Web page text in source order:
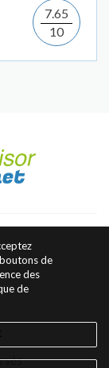
7.65
10
de
des
de